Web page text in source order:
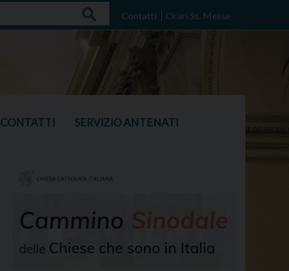
Contatti Orari Ss. Messe
CONTATTI SERVIZIO ANTENATI